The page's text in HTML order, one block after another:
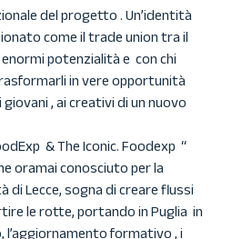
del progetto . Un’identità
come il trade union tra il
potenzialità e con chi
in vere opportunità
, ai creativi di un nuovo
& The Iconic. Foodexp “
oramai conosciuto per la
di Lecce, sogna di creare flussi
le rotte, portando in Puglia in
formativo , i